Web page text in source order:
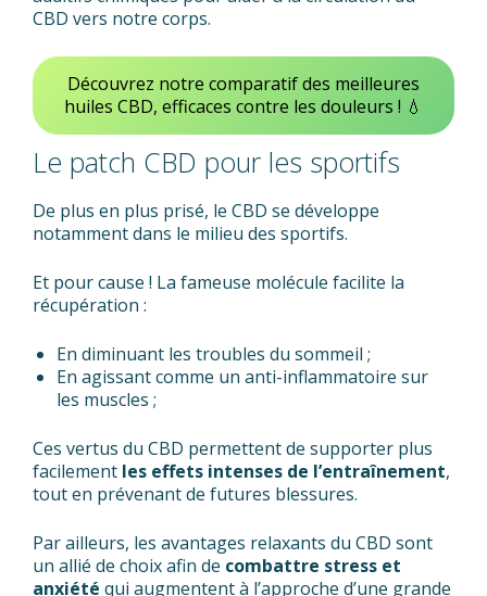
CBD vers notre corps.
Découvrez notre comparatif des meilleures
huiles CBD, efficaces contre les douleurs ! 💧
Le patch CBD pour les sportifs
De plus en plus prisé, le CBD se développe
notamment dans le milieu des sportifs.
Et pour cause ! La fameuse molécule facilite la
récupération :
En diminuant les troubles du sommeil ;
En agissant comme un anti-inflammatoire sur
les muscles ;
Ces vertus du CBD permettent de supporter plus
facilement les effets intenses de l’entraînement,
tout en prévenant de futures blessures.
Par ailleurs, les avantages relaxants du CBD sont
un allié de choix afin de combattre stress et
anxiété qui augmentent à l’approche d’une grande